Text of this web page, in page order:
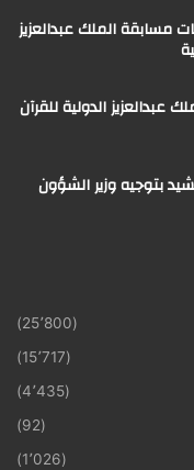
مسابقة الملك عبدالعزيز
الدولية للقرآن
بتوجيه وزير الشؤون
(25٬800)
(15٬717)
(4٬435)
(92)
(1٬026)